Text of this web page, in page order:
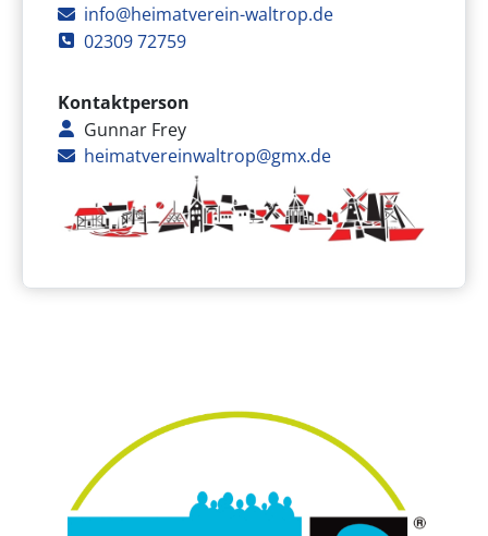
E-Mailinfo@heimatverein-waltrop.de
Telefon
02309 72759
Kontaktperson
Gunnar Frey
E-Mailheimatvereinwaltrop@gmx.de